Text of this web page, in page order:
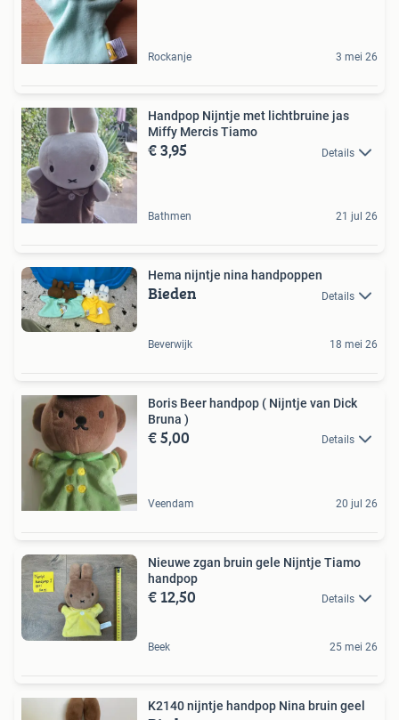
Rockanje 3 mei 26
Handpop Nijntje met lichtbruine jas
Miffy Mercis Tiamo
€ 3,95 Details
Bathmen 21 jul 26
Hema nijntje nina handpoppen
Bieden Details
Beverwijk 18 mei 26
Boris Beer handpop ( Nijntje van Dick
Bruna )
€ 5,00 Details
Veendam 20 jul 26
Nieuwe zgan bruin gele Nijntje Tiamo
handpop
€ 12,50 Details
Beek 25 mei 26
K2140 nijntje handpop Nina bruin geel